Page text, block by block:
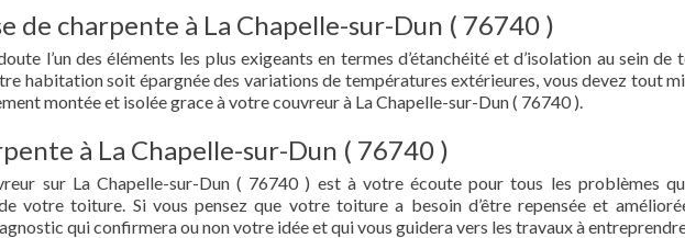
de charpente à La Chapelle-sur-Dun ( 76740 )
l’un des éléments les plus exigeants en termes d’étanchéité et d’isolation au sein de
habitation soit épargnée des variations de températures extérieures, vous devez tout
montée et isolée grace à votre couvreur à La Chapelle-sur-Dun ( 76740 ).
à La Chapelle-sur-Dun ( 76740 )
sur La Chapelle-sur-Dun ( 76740 ) est à votre écoute pour tous les problèmes
votre toiture. Si vous pensez que votre toiture a besoin d’être repensée et
qui confirmera ou non votre idée et qui vous guidera vers les travaux à